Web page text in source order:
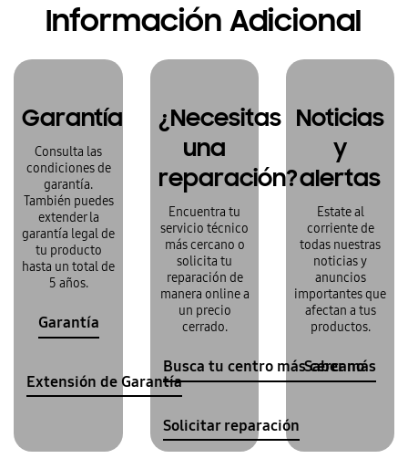
Información Adicional
Garantía
Consulta las
condiciones de
garantía.
También puedes
extender la
garantía legal de
tu producto
hasta un total de
5 años.
Garantía
Extensión de Garantía
¿Necesitas
una
reparación?
Encuentra tu
servicio técnico
más cercano o
solicita tu
reparación de
manera online a
un precio
cerrado.
Busca tu centro más cercano
Solicitar reparación
Noticias
y
alertas
Estate al
corriente de
todas nuestras
noticias y
anuncios
importantes que
afectan a tus
productos.
Saber más